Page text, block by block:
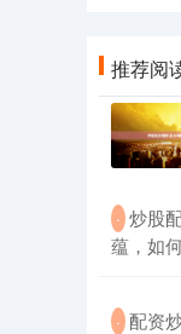
推荐阅
· 炒股
蕴，如
· 配资